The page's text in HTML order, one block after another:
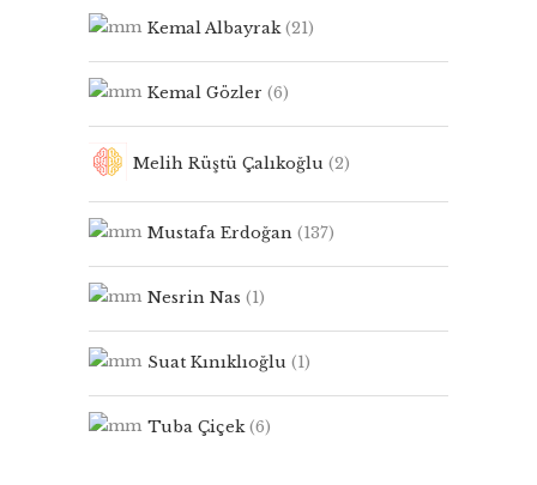
Kemal Albayrak(21)
Kemal Gözler (6)
Melih Rüştü Çalıkoğlu (2)
Mustafa Erdoğan (137)
Nesrin Nas (1)
Suat Kınıklıoğlu (1)
Tuba Çiçek(6)